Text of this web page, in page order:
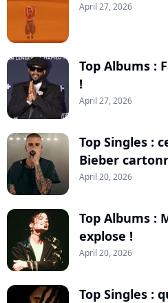
April 27, 2026
Top Albums :
!
April 27, 2026
Top Singles :
Bieber
April 20, 2026
Top Albums :
explose !
April 20, 2026
Top Singles :